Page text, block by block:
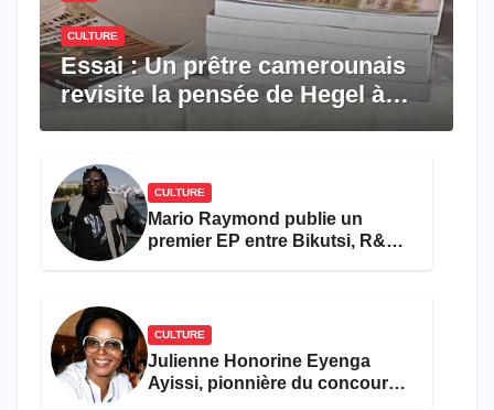
CULTURE
Essai : Un prêtre camerounais
revisite la pensée de Hegel à
CULTURE
Mario Raymond publie un
premier EP entre Bikutsi, R&B
CULTURE
Julienne Honorine Eyenga
Ayissi, pionnière du concours